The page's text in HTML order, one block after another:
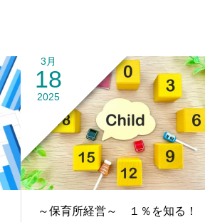
3月
18
2025
～保育所経営～ １％を知る！